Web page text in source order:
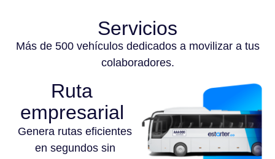
Servicios
Más de 500 vehículos dedicados a movilizar a tus
colaboradores.
Ruta
empresarial
Genera rutas eficientes
en segundos sin